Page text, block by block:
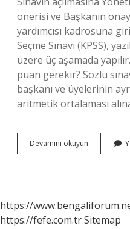
önerisi ve Başkanın
yardımcısı kadrosuna
Seçme Sınavı (KPSS),
üzere üç aşamada
puan gerekir? Sözlü
başkanı ve üyelerinin
aritmetik ortalaması
Devamını okuyun Müfettiş
Olmak
https://
https://fefe.com.trSitemap